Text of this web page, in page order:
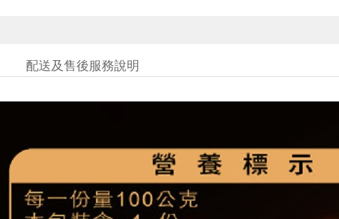
配送及售後服務說明